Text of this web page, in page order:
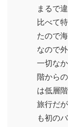
まるで
比べて
たので
なので
一切な
階から
は低層
旅行だ
も初の